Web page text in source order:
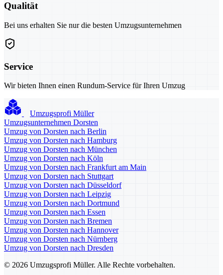
Qualität
Bei uns erhalten Sie nur die besten Umzugsunternehmen
Service
Wir bieten Ihnen einen Rundum-Service für Ihren Umzug
Umzugsprofi Müller
Umzugsunternehmen Dorsten
Umzug von Dorsten nach Berlin
Umzug von Dorsten nach Hamburg
Umzug von Dorsten nach München
Umzug von Dorsten nach Köln
Umzug von Dorsten nach Frankfurt am Main
Umzug von Dorsten nach Stuttgart
Umzug von Dorsten nach Düsseldorf
Umzug von Dorsten nach Leipzig
Umzug von Dorsten nach Dortmund
Umzug von Dorsten nach Essen
Umzug von Dorsten nach Bremen
Umzug von Dorsten nach Hannover
Umzug von Dorsten nach Nürnberg
Umzug von Dorsten nach Dresden
© 2026 Umzugsprofi Müller. Alle Rechte vorbehalten.